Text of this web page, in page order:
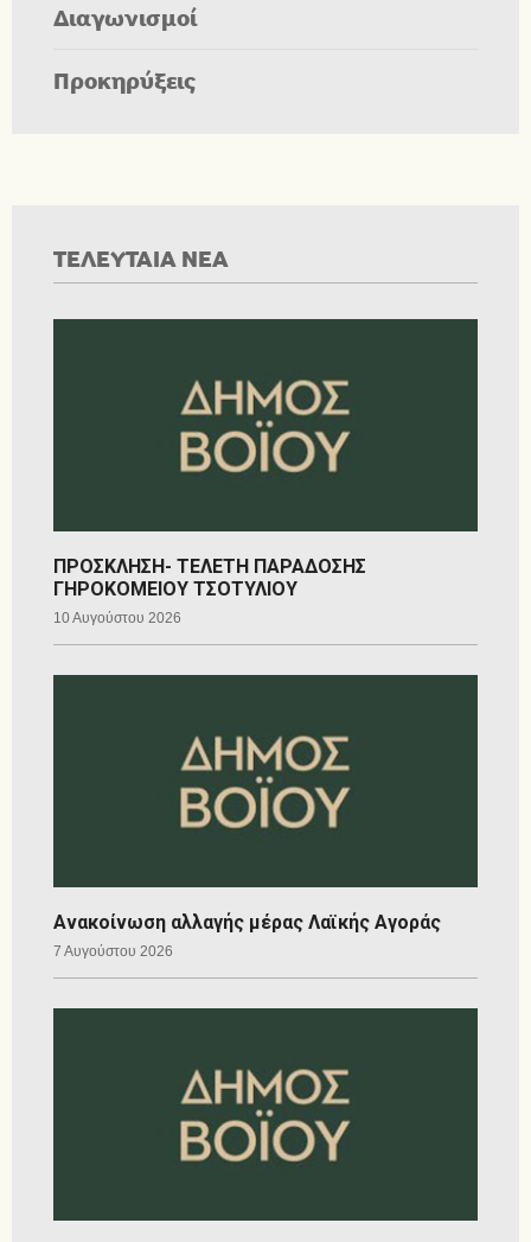
Διαγωνισμοί
Προκηρύξεις
ΤΕΛΕΥΤΑΙΑ ΝΕΑ
ΠΡΟΣΚΛΗΣΗ- ΤΕΛΕΤΗ ΠΑΡΑΔΟΣΗΣ
ΓΗΡΟΚΟΜΕΙΟΥ ΤΣΟΤΥΛΙΟΥ
10 Αυγούστου 2026
Ανακοίνωση αλλαγής μέρας Λαϊκής Αγοράς
7 Αυγούστου 2026